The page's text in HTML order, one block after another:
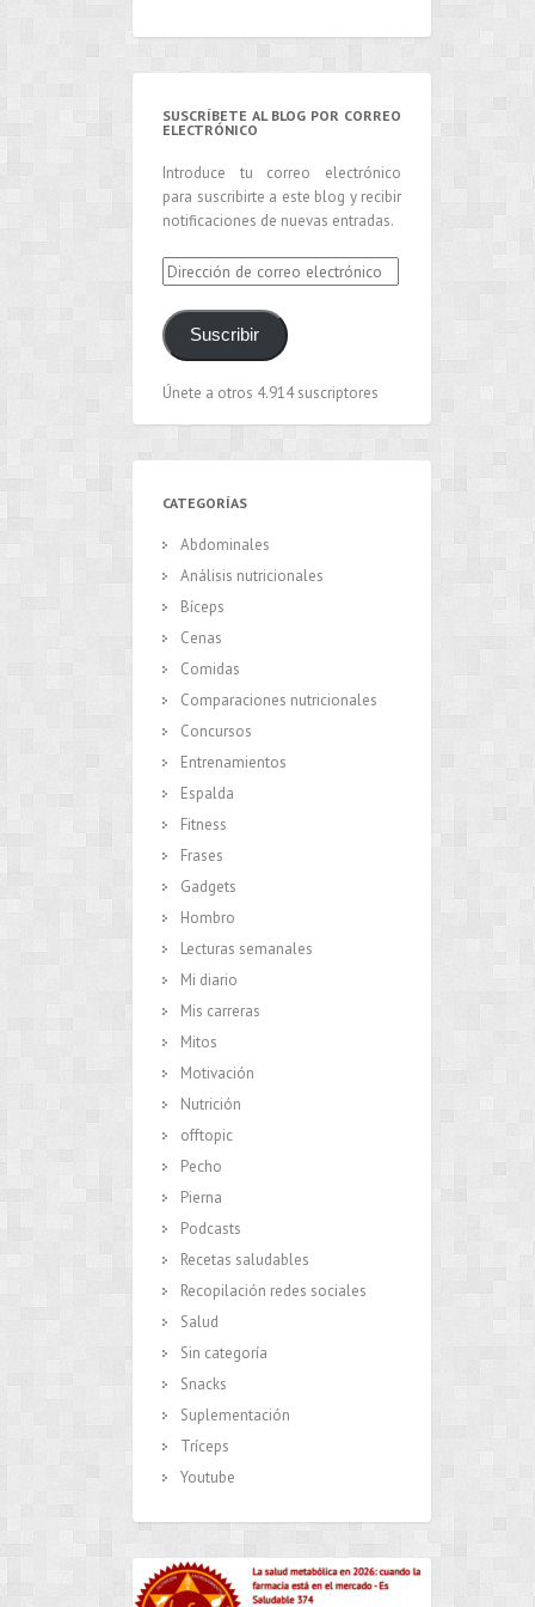
SUSCRÍBETE AL BLOG POR CORREO
ELECTRÓNICO
Introduce tu correo electrónico
para suscribirte a este blog y recibir
notificaciones de nuevas entradas.
Dirección
de
correo
electrónico
Suscribir
Únete a otros 4.914 suscriptores
CATEGORÍAS
Abdominales
Análisis nutricionales
Bíceps
Cenas
Comidas
Comparaciones nutricionales
Concursos
Entrenamientos
Espalda
Fitness
Frases
Gadgets
Hombro
Lecturas semanales
Mi diario
Mis carreras
Mitos
Motivación
Nutrición
offtopic
Pecho
Pierna
Podcasts
Recetas saludables
Recopilación redes sociales
Salud
Sin categoría
Snacks
Suplementación
Tríceps
Youtube